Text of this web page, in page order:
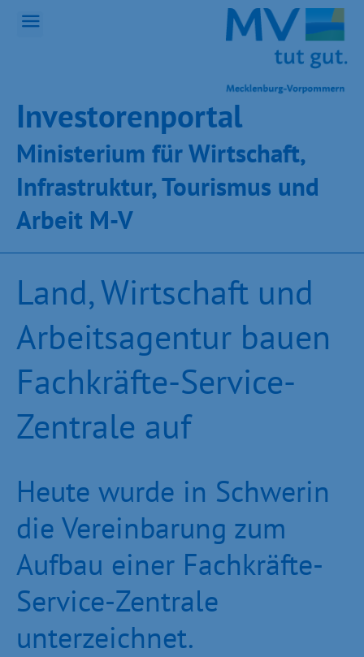
Inves­toren­por­tal
Ministeri­um für Wirt­schaft,
Infra­struk­tur, Tou­ris­mus und
Ar­beit M-V
Land, Wirtschaft und
Arbeitsagentur bauen
Fachkräfte-Service-
Zentrale auf
Heute wurde in Schwerin
die Vereinbarung zum
Aufbau einer Fachkräfte-
Service-Zentrale
unterzeichnet.